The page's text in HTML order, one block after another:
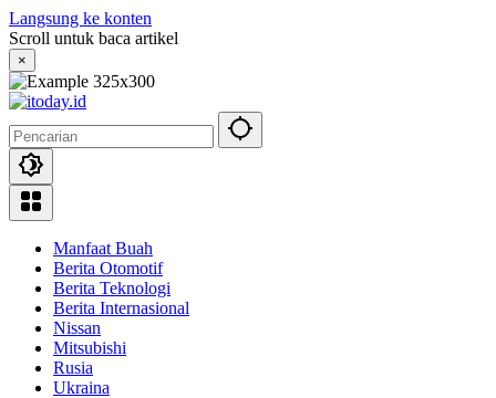
Langsung ke konten
Scroll untuk baca artikel
×
Manfaat Buah
Berita Otomotif
Berita Teknologi
Berita Internasional
Nissan
Mitsubishi
Rusia
Ukraina